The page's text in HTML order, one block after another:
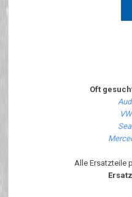
Oft
Alle Ersatzteile